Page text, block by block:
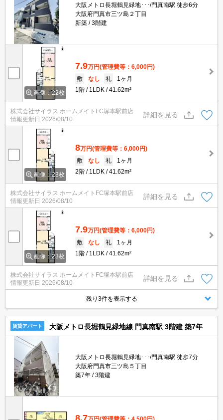
大阪メトロ長堀鶴見緑地･･･/門真南駅 徒歩6分
大阪府門真市三ツ島２丁目
新築
3階建
画像：22枚
7.9万円(管理費等：6,000円)
敷
なし 礼
1ヶ月
1階
1LDK 41.62m²
株式会社サイラス ホームメイトFC塚本駅前店
情報更新日 2026/08/10
詳細を見る
画像：23枚
8万円(管理費等：6,000円)
敷
なし 礼
1ヶ月
2階
1LDK 41.62m²
株式会社サイラス ホームメイトFC塚本駅前店
情報更新日 2026/08/10
詳細を見る
画像：23枚
7.9万円(管理費等：6,000円)
敷
なし 礼
1ヶ月
1階
1LDK 41.62m²
株式会社サイラス ホームメイトFC塚本駅前店
情報更新日 2026/08/10
詳細を見る
残り3件を表示する
賃貸アパート 大阪メトロ長堀鶴見緑地線 門真南駅 3階建 築7年
大阪メトロ長堀鶴見緑地･･･/門真南駅 徒歩7分
大阪府門真市三ツ島５丁目
築7年
3階建